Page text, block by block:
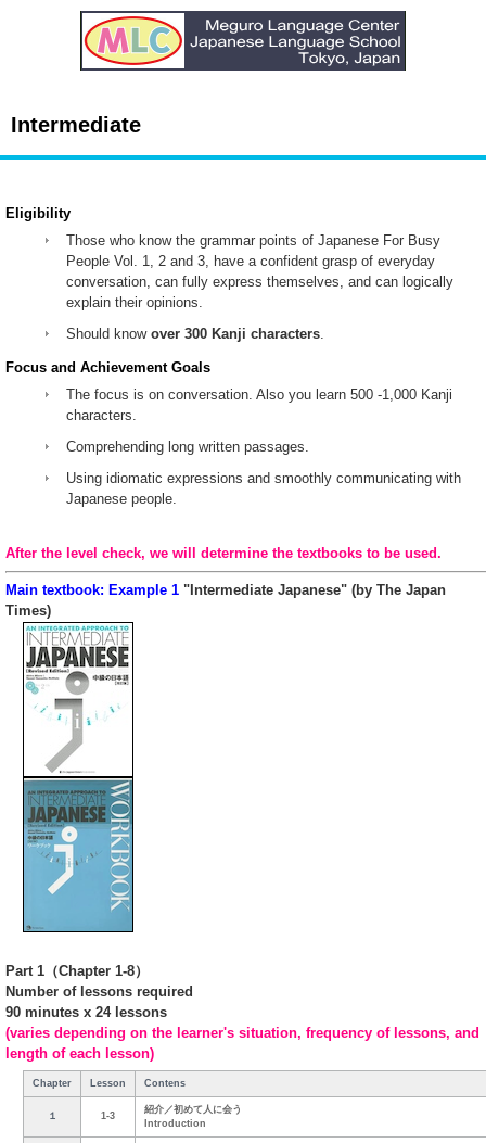
Intermediate
Eligibility
Those who know the grammar points of Japanese For Busy
People Vol. 1, 2 and 3, have a confident grasp of everyday
conversation, can fully express themselves, and can logically
explain their opinions.
Should know over 300 Kanji characters.
Focus and Achievement Goals
The focus is on conversation. Also you learn 500 -1,000 Kanji
characters.
Comprehending long written passages.
Using idiomatic expressions and smoothly communicating with
Japanese people.
After the level check, we will determine the textbooks to be used.
Main textbook: Example 1 "Intermediate Japanese" (by The Japan
Times)
Part 1（Chapter 1-8）
Number of lessons required
90 minutes x 24 lessons
(varies depending on the learner's situation, frequency of lessons, and
length of each lesson)
Chapter Lesson Contens
１ 1-3
紹介／初めて人に会う
Introduction